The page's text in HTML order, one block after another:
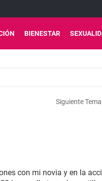
BIENESTAR
Siguiente Tema
con mi novia y en la